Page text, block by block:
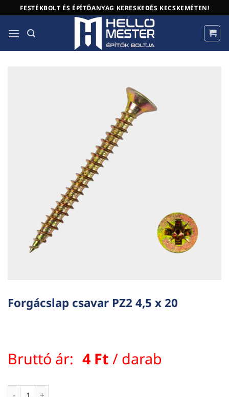
to
content
FESTÉKBOLT ÉS ÉPÍTŐANYAG KERESKEDÉS KECSKEMÉTEN!
Forgácslap csavar PZ2 4,5 x 20
Bruttó ár: 4 Ft / darab
Forgácslap csavar PZ2 4,5 x 20 mennyiség